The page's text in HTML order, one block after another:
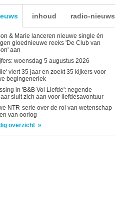
inhoud radio-nieuws
& Marie lanceren nieuwe single én
gloednieuwe reeks 'De Club van
aan
woensdag 5 augustus 2026
viert 35 jaar en zoekt 35 kijkers voor
begingeneriek
in 'B&B Vol Liefde': negende
sluit zich aan voor liefdesavontuur
NTR-serie over de rol van wetenschap
van oorlog
overzicht